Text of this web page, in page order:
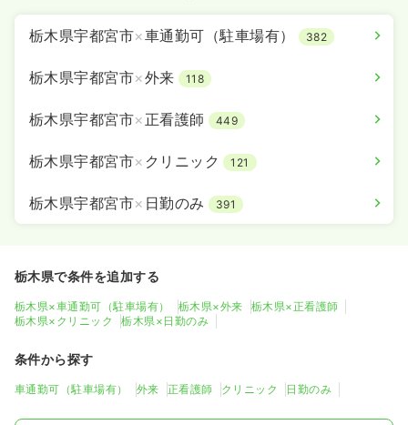
栃木県宇都宮市×車通勤可（駐車場有） 382
栃木県宇都宮市×外来 118
栃木県宇都宮市× 正看護師 449
栃木県宇都宮市× クリニック 121
栃木県宇都宮市× 日勤のみ 391
栃木県で条件を追加する
栃木県×車通勤可（駐車場有） 栃木県×外来
栃木県×正看護師
栃木県×クリニック
栃木県×日勤のみ
条件から探す
車通勤可（駐車場有） 外来 正看護師 クリニック 日勤のみ